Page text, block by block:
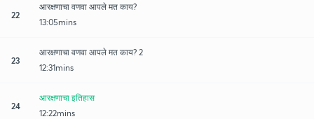
22
आरक्षणाचा वणवा आपले मत काय?
13:05mins
23
आरक्षणाचा वणवा आपले मत काय? 2
12:31mins
24
आरक्षणाचा इतिहास
12:22mins